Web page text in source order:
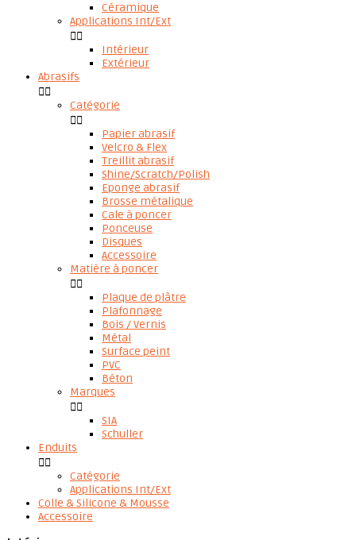
Céramique
Applications Int/Ext

Intérieur
Extérieur
Abrasifs

Catégorie

Papier abrasif
Velcro & Flex
Treillit abrasif
Shine/Scratch/Polish
Eponge abrasif
Brosse métalique
Cale à poncer
Ponceuse
Disques
Accessoire
Matière à poncer

Plaque de plâtre
Plafonnage
Bois / Vernis
Métal
Surface peint
PVC
Béton
Marques

SIA
Schuller
Enduits

Catégorie
Applications Int/Ext
Colle & Silicone & Mousse
Accessoire